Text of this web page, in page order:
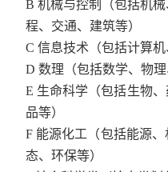
B 机械与控制（包括机
程、交通、建筑等）
C 信息技术（包括计算机
D 数理（包括数学、物理
E 生命科学（包括生物
品等）
F 能源化工（包括能源
态、环保等）